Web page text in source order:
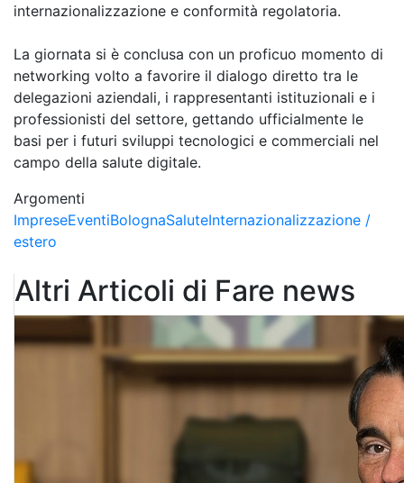
internazionalizzazione e conformità regolatoria.
La giornata si è conclusa con un proficuo momento di
networking volto a favorire il dialogo diretto tra le
delegazioni aziendali, i rappresentanti istituzionali e i
professionisti del settore, gettando ufficialmente le
basi per i futuri sviluppi tecnologici e commerciali nel
campo della salute digitale.
Argomenti
ImpreseEventiBolognaSaluteInternazionalizzazione /
estero
Altri Articoli di Fare news